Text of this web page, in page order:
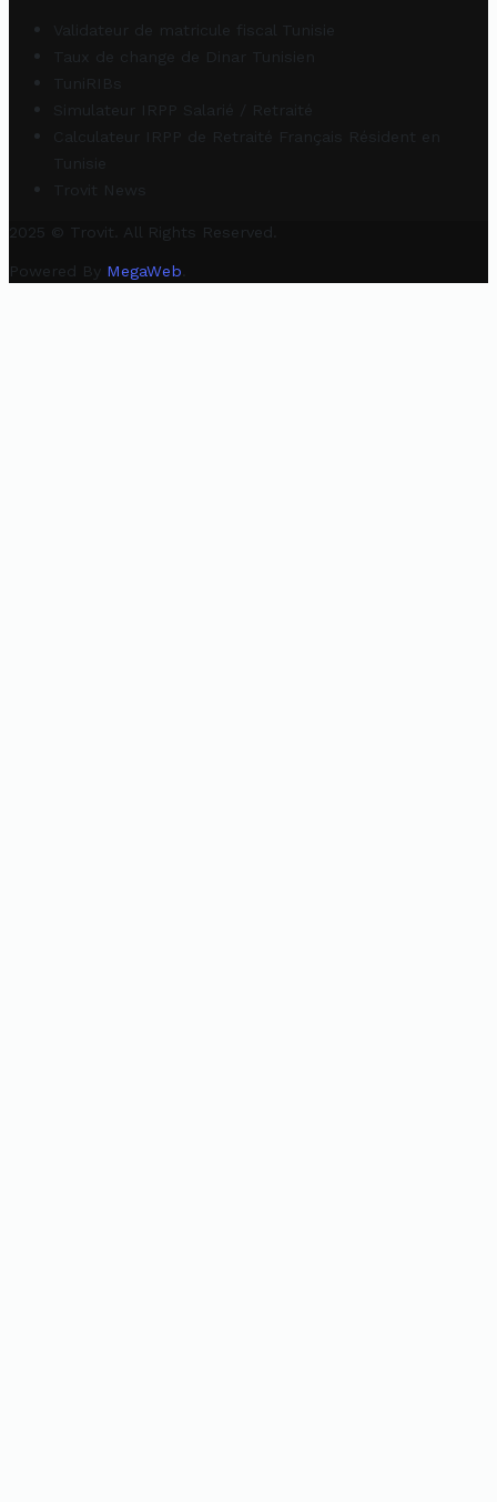
Validateur de matricule fiscal Tunisie
Taux de change de Dinar Tunisien
TuniRIBs
Simulateur IRPP Salarié / Retraité
Calculateur IRPP de Retraité Français Résident en
Tunisie
Trovit News
2025 © Trovit. All Rights Reserved.
Powered By MegaWeb